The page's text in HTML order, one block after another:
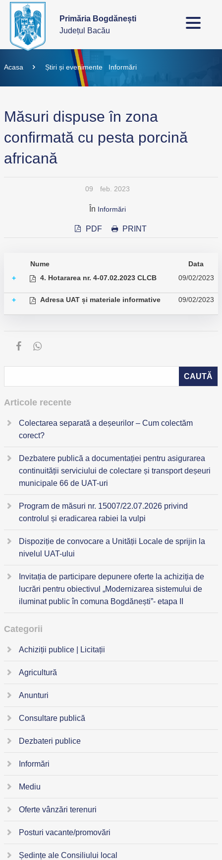
Primăria Bogdănești
Județul Bacău
Acasa Știri și evenimente Informări
Măsuri dispuse în zona
confirmată cu pesta porcină
africană
09 feb. 2023
În Informări
PDF PRINT
Nume
Data
+
4. Hotararea nr. 4-07.02.2023 CLCB 09/02/2023
+ Adresa UAT și materiale informative 09/02/2023
Articole recente
Colectarea separată a deșeurilor – Cum colectăm
corect?
Dezbatere publică a documentației pentru asigurarea
continuității serviciului de colectare și transport deșeuri
municipale 66 de UAT-uri
Program de măsuri nr. 15007/22.07.2026 privind
controlul și eradicarea rabiei la vulpi
Dispoziție de convocare a Unității Locale de sprijin la
nivelul UAT-ului
Invitația de participare depunere oferte la achiziția de
lucrări pentru obiectivul „Modernizarea sistemului de
iluminat public în comuna Bogdănești”- etapa II
Categorii
Achiziții publice | Licitații
Agricultură
Anunturi
Consultare publică
Dezbateri publice
Informări
Mediu
Oferte vânzări terenuri
Posturi vacante/promovări
Ședințe ale Consiliului local